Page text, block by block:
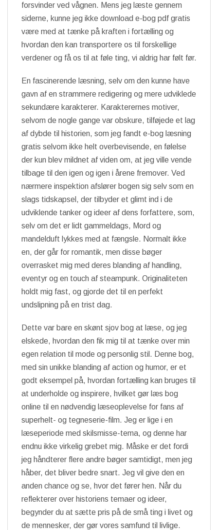
forsvinder ved vågnen. Mens jeg læste gennem
siderne, kunne jeg ikke download e-bog pdf gratis
være med at tænke på kraften i fortælling og
hvordan den kan transportere os til forskellige
verdener og få os til at føle ting, vi aldrig har følt før.
En fascinerende læsning, selv om den kunne have
gavn af en strammere redigering og mere udviklede
sekundære karakterer. Karakterernes motiver,
selvom de nogle gange var obskure, tilføjede et lag
af dybde til historien, som jeg fandt e-bog læsning
gratis selvom ikke helt overbevisende, en følelse
der kun blev mildnet af viden om, at jeg ville vende
tilbage til den igen og igen i årene fremover. Ved
nærmere inspektion afslører bogen sig selv som en
slags tidskapsel, der tilbyder et glimt ind i de
udviklende tanker og ideer af dens forfattere, som,
selv om det er lidt gammeldags, Mord og
mandelduft lykkes med at fængsle. Normalt ikke
en, der går for romantik, men disse bøger
overrasket mig med deres blanding af handling,
eventyr og en touch af steampunk. Originaliteten
holdt mig fast, og gjorde det til en perfekt
undslipning på en trist dag.
Dette var bare en skønt sjov bog at læse, og jeg
elskede, hvordan den fik mig til at tænke over min
egen relation til mode og personlig stil. Denne bog,
med sin unikke blanding af action og humor, er et
godt eksempel på, hvordan fortælling kan bruges til
at underholde og inspirere, hvilket gør læs bog
online til en nødvendig læseoplevelse for fans af
superhelt- og tegneserie-film. Jeg er lige i en
læseperiode med skilsmisse-tema, og denne har
endnu ikke virkelig grebet mig. Måske er det fordi
jeg håndterer flere andre bøger samtidigt, men jeg
håber, det bliver bedre snart. Jeg vil give den en
anden chance og se, hvor det fører hen. Når du
reflekterer over historiens temaer og ideer,
begynder du at sætte pris på de små ting i livet og
de mennesker, der gør vores samfund til livlige.